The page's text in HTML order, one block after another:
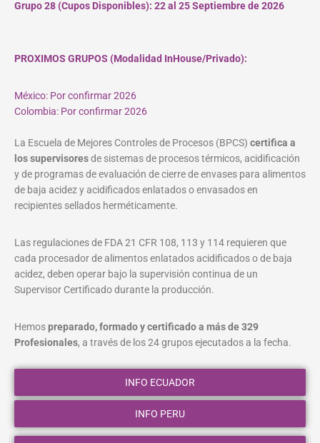
Grupo 28 (Cupos Disponibles): 22 al 25 Septiembre de 2026
PROXIMOS GRUPOS (Modalidad InHouse/Privado):
México: Por confirmar 2026
Colombia: Por confirmar 2026
La Escuela de Mejores Controles de Procesos (BPCS) certifica a
los supervisoresde sistemas de procesos térmicos, acidificación
y de programas de evaluación de cierre de envases para alimentos
de baja acidez y acidificados enlatados o envasados en
recipientes sellados herméticamente.
Las regulaciones de FDA 21 CFR 108, 113 y 114 requieren que
cada procesador de alimentos enlatados acidificados o de baja
acidez, deben operar bajo la supervisión continua de un
Supervisor Certificado durante la producción.
Hemospreparado, formado y certificado a más de 329
Profesionales, a través de los 24 grupos ejecutados a la fecha.
INFO ECUADOR
INFO PERU